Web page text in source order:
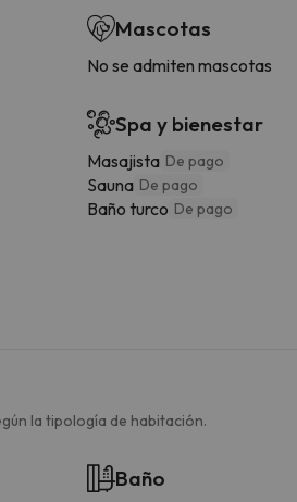
Mascotas
No se admiten mascotas
Spa y bienestar
Masajista De pago
Sauna De pago
Baño turco De pago
la tipología de habitación.
Baño